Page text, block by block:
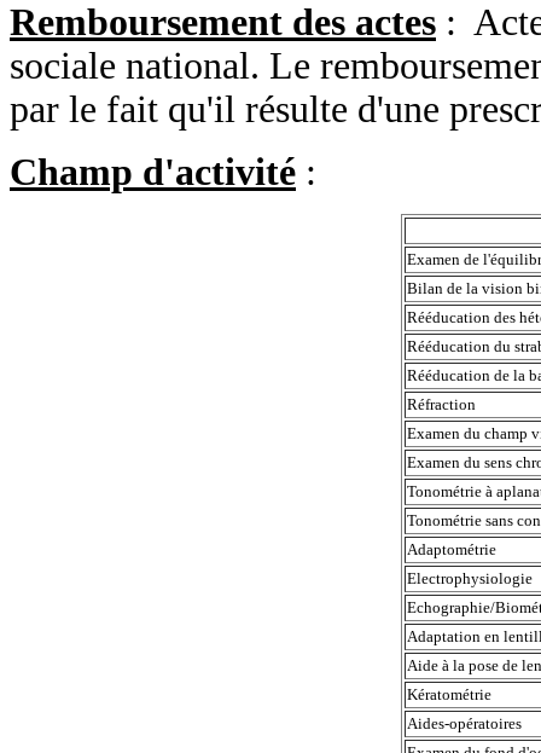
Remboursement des actes :
sociale national. Le
par le fait qu'il résulte d'une
Champ d'activité :
Examen de
Bilan de la vision
Rééducation des
Rééducation du
Rééducation de la
Réfraction
Examen du champ
Examen du sens
Tonométrie à
Tonométrie sans
Adaptométrie
Electrophysiologie
Echographie/
Adaptation en
Aide à la pose de
Kératométrie
Aides-opératoires